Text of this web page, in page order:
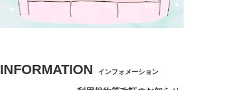
INFORMATION インフォメーション